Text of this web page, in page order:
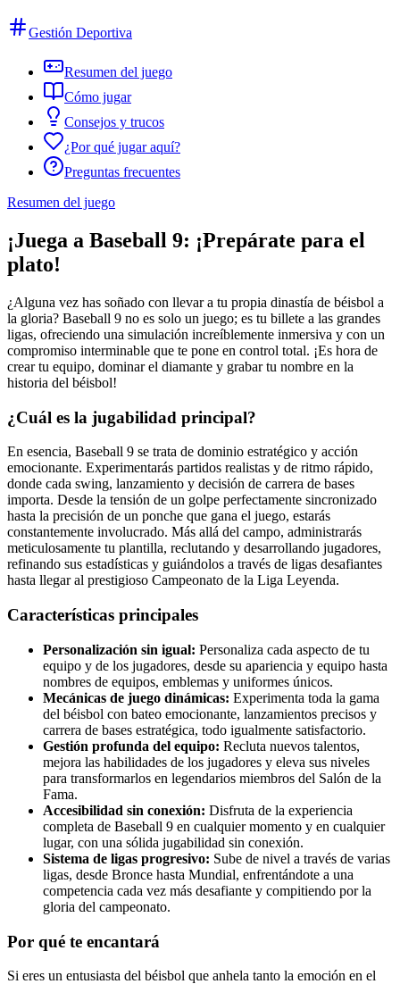
Gestión Deportiva
Resumen del juego
Cómo jugar
Consejos y trucos
¿Por qué jugar aquí?
Preguntas frecuentes
Resumen del juego
¡Juega a Baseball 9: ¡Prepárate para el
plato!
¿Alguna vez has soñado con llevar a tu propia dinastía de béisbol a
la gloria? Baseball 9 no es solo un juego; es tu billete a las grandes
ligas, ofreciendo una simulación increíblemente inmersiva y con un
compromiso interminable que te pone en control total. ¡Es hora de
crear tu equipo, dominar el diamante y grabar tu nombre en la
historia del béisbol!
¿Cuál es la jugabilidad principal?
En esencia, Baseball 9 se trata de dominio estratégico y acción
emocionante. Experimentarás partidos realistas y de ritmo rápido,
donde cada swing, lanzamiento y decisión de carrera de bases
importa. Desde la tensión de un golpe perfectamente sincronizado
hasta la precisión de un ponche que gana el juego, estarás
constantemente involucrado. Más allá del campo, administrarás
meticulosamente tu plantilla, reclutando y desarrollando jugadores,
refinando sus estadísticas y guiándolos a través de ligas desafiantes
hasta llegar al prestigioso Campeonato de la Liga Leyenda.
Características principales
Personalización sin igual: Personaliza cada aspecto de tu
equipo y de los jugadores, desde su apariencia y equipo hasta
nombres de equipos, emblemas y uniformes únicos.
Mecánicas de juego dinámicas: Experimenta toda la gama
del béisbol con bateo emocionante, lanzamientos precisos y
carrera de bases estratégica, todo igualmente satisfactorio.
Gestión profunda del equipo: Recluta nuevos talentos,
mejora las habilidades de los jugadores y eleva sus niveles
para transformarlos en legendarios miembros del Salón de la
Fama.
Accesibilidad sin conexión: Disfruta de la experiencia
completa de Baseball 9 en cualquier momento y en cualquier
lugar, con una sólida jugabilidad sin conexión.
Sistema de ligas progresivo: Sube de nivel a través de varias
ligas, desde Bronce hasta Mundial, enfrentándote a una
competencia cada vez más desafiante y compitiendo por la
gloria del campeonato.
Por qué te encantará
Si eres un entusiasta del béisbol que anhela tanto la emoción en el